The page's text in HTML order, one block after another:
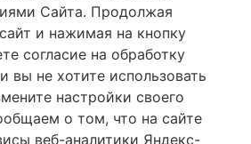
экосистем» / «Ecosystem
Федеральной службой по надзору в
технологий и массовых коммуникаций
2023 г. Регистрационный номер ЭЛ № ФС
77-84977.
Сайта. Продолжая
и нажимая на кнопку
согласие на обработку
вы не хотите использовать
настройки своего
о том, что на сайте
веб-аналитики Яндекс-